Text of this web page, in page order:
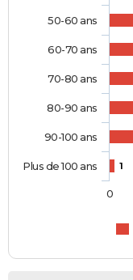
1
50-60 ans
60-70 ans
70-80 ans
80-90 ans
90-100 ans
Plus de 100 ans
0